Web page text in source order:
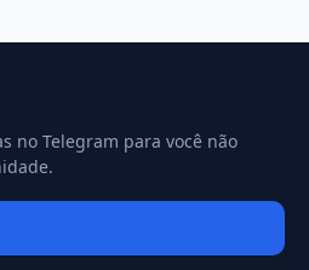
no Telegram para você não